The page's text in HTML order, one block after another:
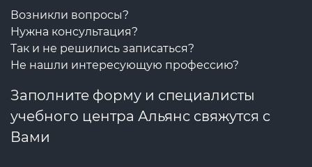
Возникли вопросы?
Нужна консультация?
Так и не решились записаться?
Не нашли интересующую профессию?
Заполните форму и специалисты
учебного центра Альянс свяжутся с
Вами